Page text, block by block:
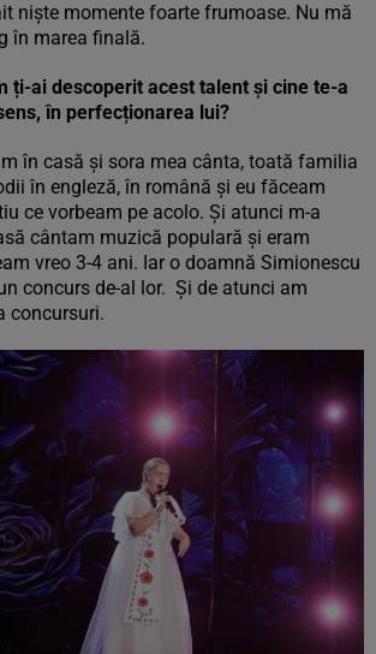
niște momente foarte frumoase. Nu mă
în marea finală.
ți-ai descoperit acest talent și cine te-a
în perfecționarea lui?
în casă și sora mea cânta, toată familia
în engleză, în română și eu făceam
ce vorbeam pe acolo. Și atunci m-a
cântam muzică populară și eram
vreo 3-4 ani. Iar o doamnă Simionescu
concurs de-al lor. Și de atunci am
concursuri.